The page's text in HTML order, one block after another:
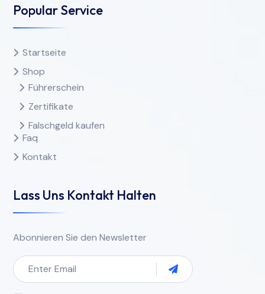
Popular Service
Startseite
Shop
Führerschein
Zertifikate
Falschgeld kaufen
Faq
Kontakt
Lass Uns Kontakt Halten
Abonnieren Sie den Newsletter